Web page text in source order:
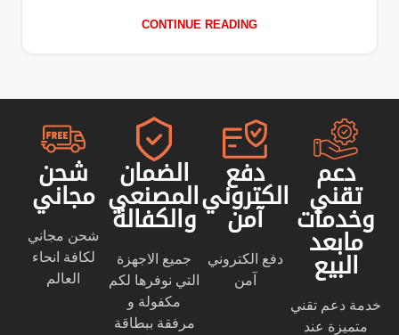
CONTINUE READING
شحن
مجاني
شحن مجاني
لكافة انحاء
العالم
الضمان
المصنعي
والكفالة
جميع الاجهزة
التي نوفرها لكم
مكفولة و
مرفقة ببطاقة
دفع
الكتروني
آمن
دفع الكتروني
آمن
دعم
تقني
وخدمات
مابعد
البيع
خدمة دعم تقني
متميزة عند